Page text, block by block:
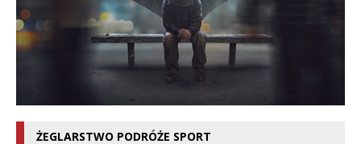
ŻEGLARSTWO PODRÓŻE SPORT